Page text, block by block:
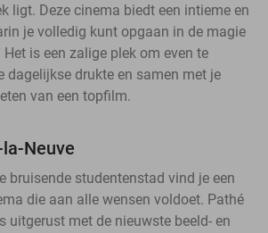
ligt. Deze cinema biedt een intieme en
je volledig kunt opgaan in de magie
is een zalige plek om even te
dagelijkse drukte en samen met je
van een topfilm.
Neuve
bruisende studentenstad vind je een
die aan alle wensen voldoet. Pathé
uitgerust met de nieuwste beeld- en